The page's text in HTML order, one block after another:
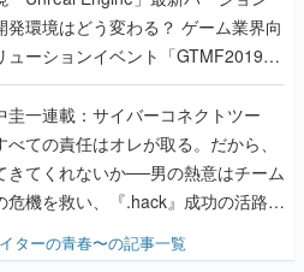
発環境はどう変わる？ ゲーム業界向
ューションイベント「GTMF2019」
て、より理解を深めよう【PR】
圭一連載：サイバーコネクトツー
べての責任はオレが取る。だから、
きてくれないか──男の熱意はチーム
危機を救い、『.hack』成功の活路を
ジャンプ』色だった【若ゲのいた
ターの青春〜の記事一覧